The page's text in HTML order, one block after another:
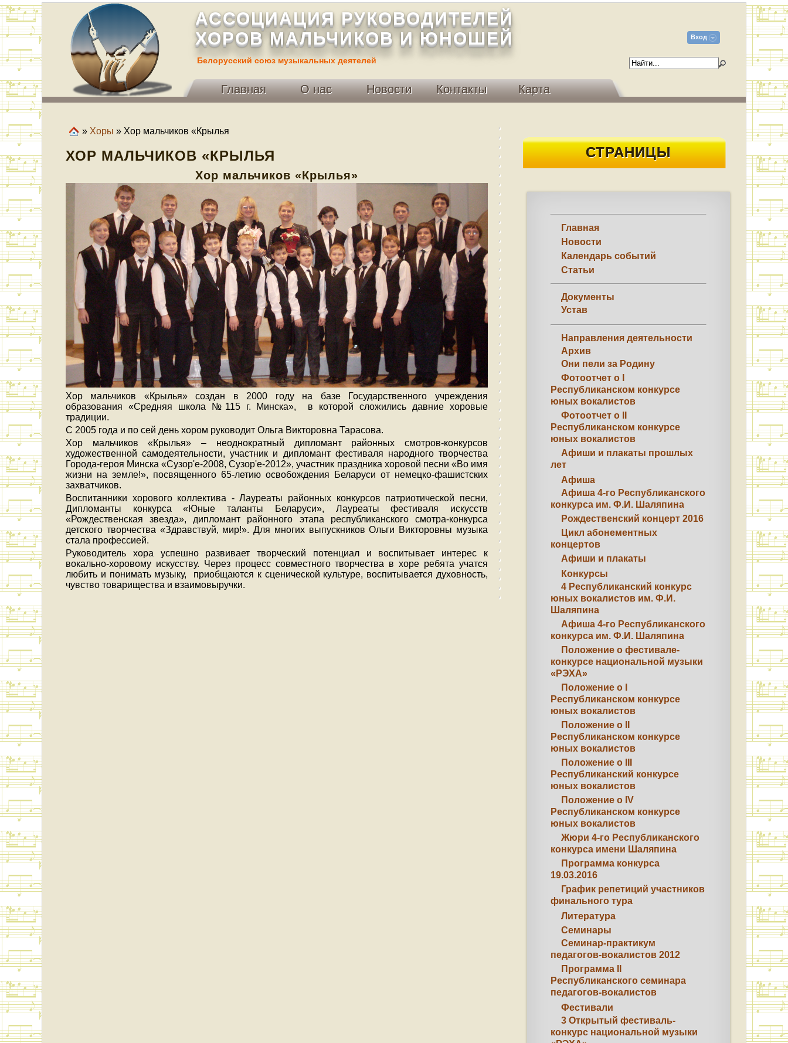
АССОЦИАЦИЯ РУКОВОДИТЕЛЕЙ
ХОРОВ МАЛЬЧИКОВ И ЮНОШЕЙ
Белорусский союз музыкальных деятелей
Вход
Главная О нас Новости Контакты Карта
» Хоры » Хор мальчиков «Крылья
ХОР МАЛЬЧИКОВ «КРЫЛЬЯ
Хор мальчиков «Крылья»
Хор мальчиков «Крылья» создан в 2000 году на базе Государственного учреждения
образования «Средняя школа №115 г. Минска», в которой сложились давние хоровые
традиции.
С 2005 года и по сей день хором руководит Ольга Викторовна Тарасова.
Хор мальчиков «Крылья» – неоднократный дипломант районных смотров-конкурсов
художественной самодеятельности, участник и дипломант фестиваля народного творчества
Города-героя Минска «Сузор'е-2008, Сузор'е-2012», участник праздника хоровой песни «Во имя
жизни на земле!», посвященного 65-летию освобождения Беларуси от немецко-фашистских
захватчиков.
Воспитанники хорового коллектива - Лауреаты районных конкурсов патриотической песни,
Дипломанты конкурса «Юные таланты Беларуси», Лауреаты фестиваля искусств
«Рождественская звезда», дипломант районного этапа республиканского смотра-конкурса
детского творчества «Здравствуй, мир!». Для многих выпускников Ольги Викторовны музыка
стала профессией.
Руководитель хора успешно развивает творческий потенциал и воспитывает интерес к
вокально-хоровому искусству. Через процесс совместного творчества в хоре ребята учатся
любить и понимать музыку, приобщаются к сценической культуре, воспитывается духовность,
чувство товарищества и взаимовыручки.
СТРАНИЦЫ
Главная
Новости
Календарь событий
Статьи
Документы
Устав
Направления деятельности
Архив
Они пели за Родину
Фотоотчет о I
Республиканском конкурсе
юных вокалистов
Фотоотчет о II
Республиканском конкурсе
юных вокалистов
Афиши и плакаты прошлых
лет
Афиша
Афиша 4-го Республиканского
конкурса им. Ф.И. Шаляпина
Рождественский концерт 2016
Цикл абонементных
концертов
Афиши и плакаты
Конкурсы
4 Республиканский конкурс
юных вокалистов им. Ф.И.
Шаляпина
Афиша 4-го Республиканского
конкурса им. Ф.И. Шаляпина
Положение о фестивале-
конкурсе национальной музыки
«РЭХА»
Положение о I
Республиканском конкурсе
юных вокалистов
Положение о II
Республиканском конкурсе
юных вокалистов
Положение о III
Республиканский конкурсе
юных вокалистов
Положение о IV
Республиканском конкурсе
юных вокалистов
Жюри 4-го Республиканского
конкурса имени Шаляпина
Программа конкурса
19.03.2016
График репетиций участников
финального тура
Литература
Семинары
Семинар-практикум
педагогов-вокалистов 2012
Программа II
Республиканского семинара
педагогов-вокалистов
Фестивали
3 Открытый фестиваль-
конкурс национальной музыки